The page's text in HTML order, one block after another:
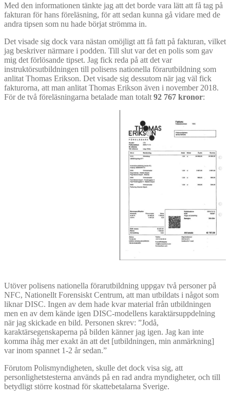
Med den informationen tänkte jag att det borde vara lätt att få tag på
fakturan för hans föreläsning, för att sedan kunna gå vidare med de
andra tipsen som nu hade börjat strömma in.
Det visade sig dock vara nästan omöjligt att få fatt på fakturan, vilket
jag beskriver närmare i podden. Till slut var det en polis som gav
mig det förlösande tipset. Jag fick reda på att det var
instruktörsutbildningen till polisens nationella förarutbildning som
anlitat Thomas Erikson. Det visade sig dessutom när jag väl fick
fakturorna, att man anlitat Thomas Erikson även i november 2018.
För de två föreläsningarna betalade man totalt 92 767 kronor:
Utöver polisens nationella förarutbildning uppgav två personer på
NFC, Nationellt Forensiskt Centrum, att man utbildats i något som
liknar DISC. Ingen av dem hade kvar material från utbildningen
men en av dem kände igen DISC-modellens karaktärsuppdelning
när jag skickade en bild. Personen skrev: ”Jodå,
karaktärsegenskaperna på bilden känner jag igen. Jag kan inte
komma ihåg mer exakt än att det [utbildningen, min anmärkning]
var inom spannet 1-2 år sedan.”
Förutom Polismyndigheten, skulle det dock visa sig, att
personlighetstesterna används på en rad andra myndigheter, och till
betydligt större kostnad för skattebetalarna Sverige.